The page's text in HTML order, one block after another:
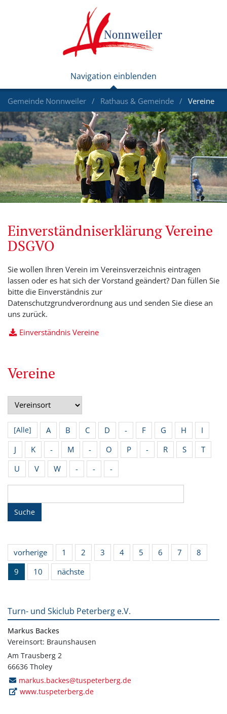
Gemeinde Nonnweiler Rathaus & Gemeinde Vereine
Einverständniserklärung Vereine
DSGVO
Sie wollen Ihren Verein im Vereinsverzeichnis eintragen
lassen oder es hat sich der Vorstand geändert? Dan füllen Sie
bitte die Einverständnis zur
Datenschutzgrundverordnung aus und senden Sie diese an
uns zurück.
Einverständnis Vereine
Vereine
[Alle] A B C D - F G H
I
J
K - M - O P - R S
T
U
V W - - -
Suche
vorherige 1 2 3 4 5 6 7
8
9
10 nächste
Turn- und Skiclub Peterberg e.V.
Markus Backes
Vereinsort: Braunshausen
Am Trausberg 2
66636 Tholey
markus.backes@tuspeterberg.de
www.tuspeterberg.de